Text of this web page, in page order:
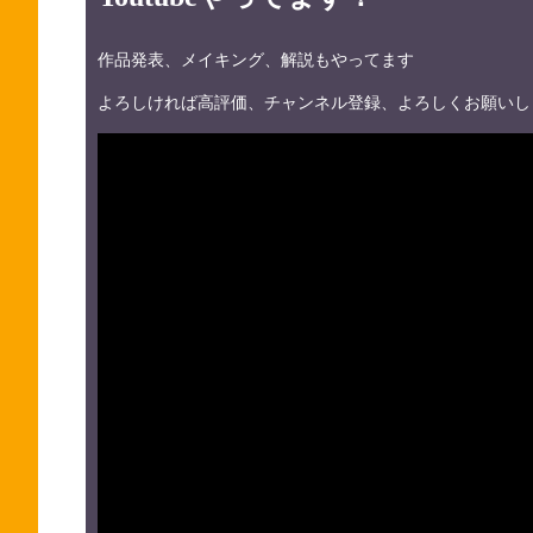
作品発表、メイキング、解説もやってます
よろしければ高評価、チャンネル登録、よろしくお願い